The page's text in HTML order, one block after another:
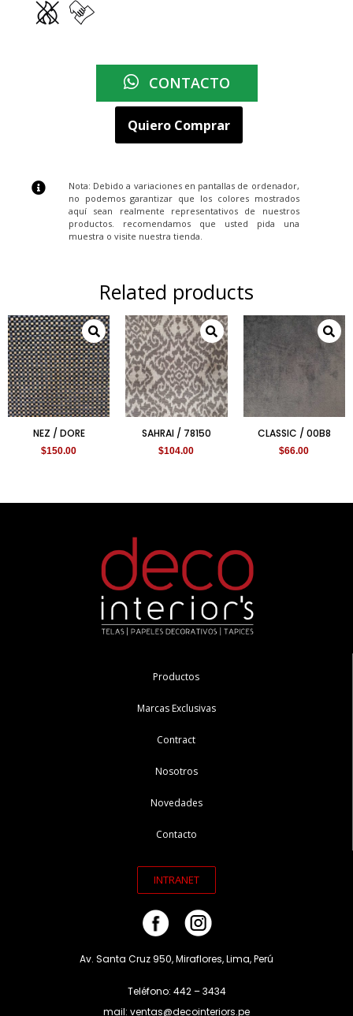
CONTACTO
Quiero Comprar
Nota: Debido a variaciones en pantallas de ordenador,
no podemos garantizar que los colores mostrados
aquí sean realmente representativos de nuestros
productos. recomendamos que usted pida una
muestra o visite nuestra tienda.
Related products
NEZ / DORE
$150.00
SAHRAI / 78150
$104.00
CLASSIC / 00B8
$66.00
Productos
Marcas Exclusivas
Contract
Nosotros
Novedades
Contacto
INTRANET
Av. Santa Cruz 950, Miraflores, Lima, Perú
Teléfono: 442 – 3434
mail: ventas@decointeriors.pe